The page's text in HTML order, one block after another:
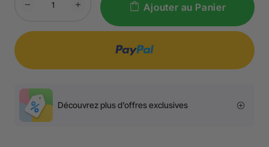
Ajouter au Panier
Découvrez plus d’offres exclusives